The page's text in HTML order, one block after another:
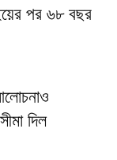
পর ৬৮ বছর
দিল